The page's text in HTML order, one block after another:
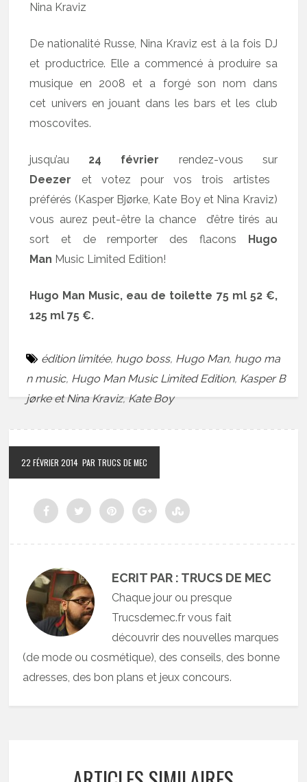
Nina Kraviz
De nationalité Russe, Nina Kraviz est à la fois DJ
et productrice. Elle a commencé à produire sa
musique en 2008 et a forgé son nom dans
cet univers en jouant dans les bars et les club
moscovites.
jusqu’au 24 février rendez-vous sur
Deezer et votez pour vos trois artistes
préférés (Kasper Bjørke, Kate Boy et Nina Kraviz)
vous aurez peut-être la chance d’être tirés au
sort et de remporter des flacons Hugo
Man Music Limited Edition!
Hugo Man Music, eau de toilette 75 ml 52 €,
125 ml 75 €.
édition limitée, hugo boss, Hugo Man, hugo ma
n music, Hugo Man Music Limited Edition, Kasper B
jørke et Nina Kraviz,Kate Boy
22 FÉVRIER 2014 PAR TRUCS DE MEC
ECRIT PAR : TRUCS DE MEC
Chaque jour ou presque
Trucsdemec.fr vous fait
découvrir des nouvelles marques
(de mode ou cosmétique), des conseils, des bonne
adresses, des bon plans et jeux concours.